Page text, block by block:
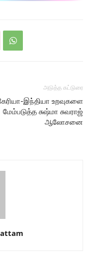
அடுத்த கட்டுரை
இந்தியா உறவுகளை
மேம்படுத்த சுஷ்மா சுவராஜ்
ஆலோசனை